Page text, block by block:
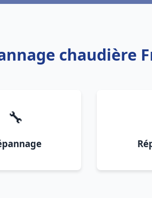
chaudière
🔧